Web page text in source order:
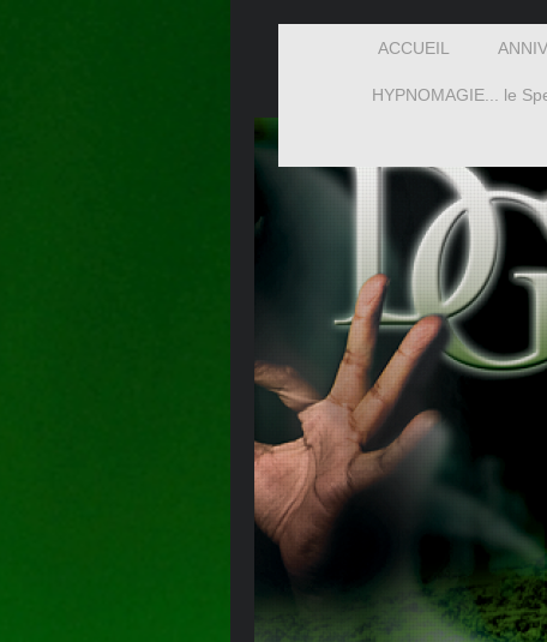
ACCUEIL
HYPNOMAGIE... le